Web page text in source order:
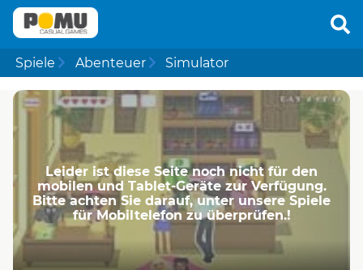
Spiele Abenteuer Simulator
Leider ist diese Seite noch nicht für den
mobilen und Tablet-Geräte zur Verfügung.
Bitte achten Sie darauf, unter unsere Spiele
für Mobiltelefon zu überprüfen.!